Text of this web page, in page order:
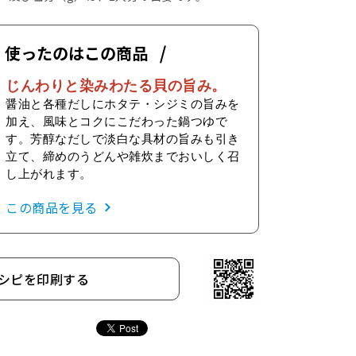
使ったのはこの商品
じんわりと染みわたる貝の旨み。
醤油と各種だしにホタテ・シジミの旨みを
加え、風味とコクにこだわった鍋つゆで
す。芳醇なだしで淡白な具材の旨みも引き
立て、締めのうどんや雑炊までおいしく召
し上がれます。
この商品を見る
ピを印刷する